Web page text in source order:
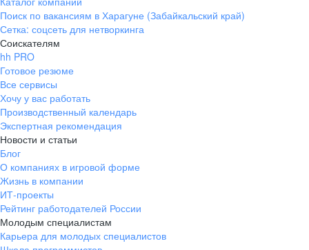
Поиск по вакансиям в Харагуне (Забайкальский край)
Сетка: соцсеть для нетворкинга
Соискателям
hh PRO
Готовое резюме
Все сервисы
Хочу у вас работать
Производственный календарь
Экспертная рекомендация
Новости и статьи
Блог
О компаниях в игровой форме
Жизнь в компании
ИТ-проекты
Рейтинг работодателей России
Молодым специалистам
Карьера для молодых специалистов